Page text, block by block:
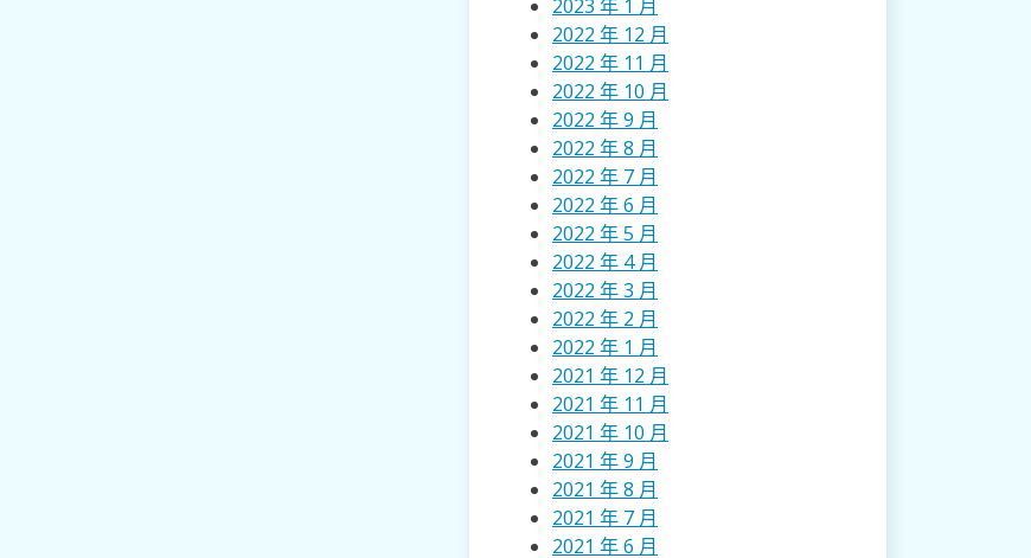
2023 年 1 月
2022 年 12 月
2022 年 11 月
2022 年 10 月
2022 年 9 月
2022 年 8 月
2022 年 7 月
2022 年 6 月
2022 年 5 月
2022 年 4 月
2022 年 3 月
2022 年 2 月
2022 年 1 月
2021 年 12 月
2021 年 11 月
2021 年 10 月
2021 年 9 月
2021 年 8 月
2021 年 7 月
2021 年 6 月